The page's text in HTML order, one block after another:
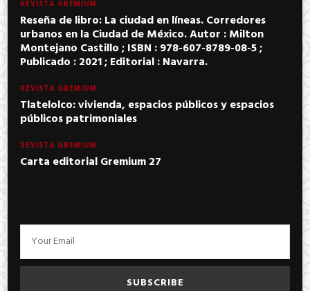
REVISTA GREMIUM
Reseña de libro: La ciudad en líneas. Corredores
urbanos en la Ciudad de México. Autor : Milton
Montejano Castillo ; ISBN : 978-607-8789-08-5 ;
Publicado : 2021 ; Editorial : Navarra.
REVISTA GREMIUM
Tlatelolco: vivienda, espacios públicos y espacios
públicos patrimoniales
REVISTA GREMIUM
Carta editorial Gremium 27